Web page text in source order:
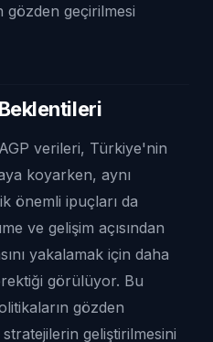
geçirilmesi
verileri, Türkiye'nin
koyarken, aynı
önemli ipuçları da
ve gelişim açısından
yakalamak için daha
görülüyor. Bu
gözden
geliştirilmesini